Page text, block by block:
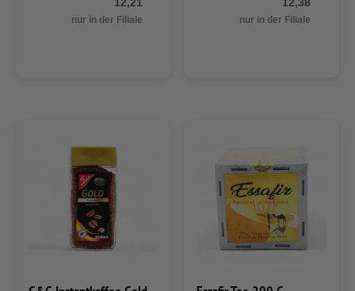
12,21
nur in der Filiale
12,38
nur in der Filiale